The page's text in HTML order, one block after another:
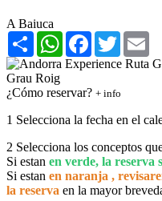
A Baiuca
Share WhatsAppFacebook
Twitter
¿Cómo reservar? + info
1 Selecciona la fecha en el
2 Selecciona los conceptos
Si estan en verde, la reserva
Si estan en naranja ,
la reserva en la mayor